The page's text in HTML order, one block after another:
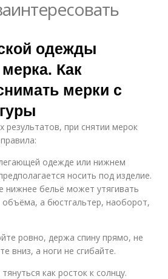
одежды
Как
мерки с
результатов, при снятии мерок
одежде или нижнем
носить под изделие.
нижнее бельё может утягивать
объёма, а бюстгальтер, наоборот,
ровно, держа спину прямо, не
вниз, а ноги не сгибайте.
как росток к солнцу.